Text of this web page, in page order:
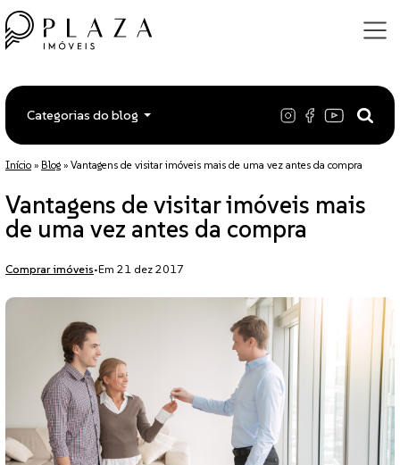
Categorias do blog
Início » Blog » Vantagens de visitar imóveis mais de uma vez antes da compra
Vantagens de visitar imóveis mais
de uma vez antes da compra
Comprar imóveis•Em 21 dez 2017